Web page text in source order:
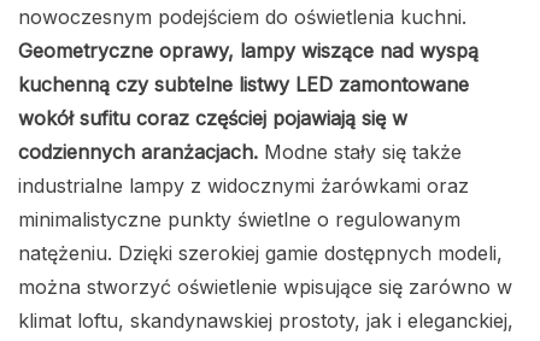
nowoczesnym podejściem do oświetlenia kuchni.
Geometryczne oprawy, lampy wiszące nad wyspą
kuchenną czy subtelne listwy LED zamontowane
wokół sufitu coraz częściej pojawiają się w
codziennych aranżacjach. Modne stały się także
industrialne lampy z widocznymi żarówkami oraz
minimalistyczne punkty świetlne o regulowanym
natężeniu. Dzięki szerokiej gamie dostępnych modeli,
można stworzyć oświetlenie wpisujące się zarówno w
klimat loftu, skandynawskiej prostoty, jak i eleganckiej,